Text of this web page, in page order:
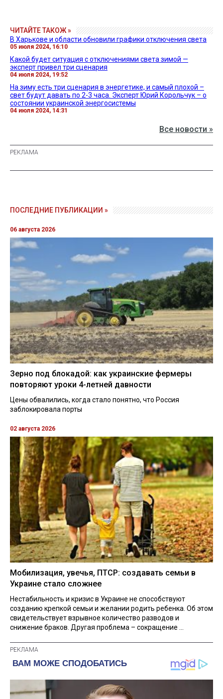
ЧИТАЙТЕ ТАКОЖ »
В Харькове и области обновили графики отключения света
05 июля 2024, 16:10
Какой будет ситуация с отключениями света зимой —
эксперт привел три сценария
04 июля 2024, 19:52
На зиму есть три сценария в энергетике, и самый плохой –
свет будут давать по 2-3 часа. Эксперт Юрий Корольчук – о
состоянии украинской энергосистемы
04 июля 2024, 14:31
Все новости »
ПОСЛЕДНИЕ ПУБЛИКАЦИИ »
06 августа 2026
Зерно под блокадой: как украинские фермеры
повторяют уроки 4-летней давности
Цены обвалились, когда стало понятно, что Россия
заблокировала порты
02 августа 2026
Мобилизация, увечья, ПТСР: создавать семьи в
Украине стало сложнее
Нестабильность и кризис в Украине не способствуют
созданию крепкой семьи и желании родить ребенка. Об этом
свидетельствует взрывное количество разводов и
снижение браков. Другая проблема – сокращение ...